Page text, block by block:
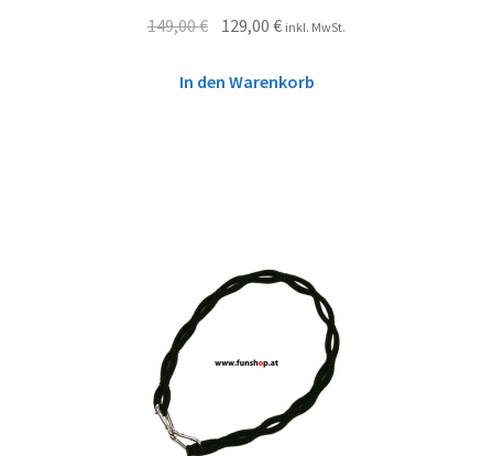
149,00€ 129,00€ inkl. MwSt.
In den Warenkorb